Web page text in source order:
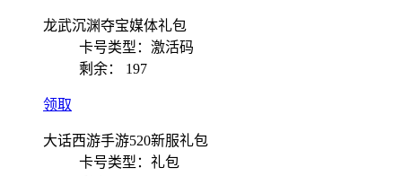
龙武沉渊夺宝媒体礼包
卡号类型：激活码
剩余：
197
领取
大话西游手游520新服礼包
卡号类型：礼包